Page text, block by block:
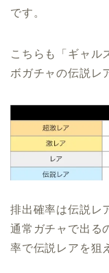
です。
こちらも「ギャル
ボガチャの伝説レ
排出確率は伝説レ
通常ガチャで出る
率で伝説レアを狙